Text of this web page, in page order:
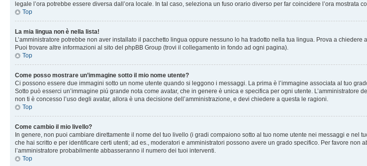
legale l’ora potrebbe essere diversa dall’ora locale. In tal caso, seleziona un fuso orario diverso per far coincidere l’ora mostrata
Top
La mia lingua non è nella lista!
L’amministratore potrebbe non aver installato il pacchetto lingua oppure nessuno lo ha tradotto nella tua lingua. Prova a
Puoi trovare altre informazioni al sito del phpBB Group (trovi il collegamento in fondo ad ogni pagina).
Top
Come posso mostrare un’immagine sotto il mio nome utente?
Ci possono essere due immagini sotto un nome utente quando si leggono i messaggi. La prima è l’immagine associata al tuo
Sotto può esserci un’immagine piú grande nota come avatar, che in genere è unica e specifica per ogni utente.
non ti è concesso l’uso degli avatar, allora è una decisione dell’amministrazione, e devi chiedere a questa le ragioni.
Top
Come cambio il mio livello?
In genere, non puoi cambiare direttamente il nome del tuo livello (i gradi compaiono sotto al tuo nome utente nei messaggi e
che hai scritto e per identificare certi utenti; ad es., moderatori e amministratori possono avere un grado specifico. Per favore
l’amministratore probabilmente abbasseranno il numero dei tuoi interventi.
Top